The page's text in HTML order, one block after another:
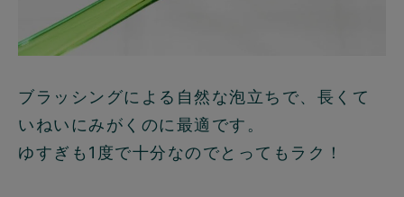
ブラッシングによる自然な泡立ちで、長くて
いねいにみがくのに最適です。
ゆすぎも1度で十分なのでとってもラク！